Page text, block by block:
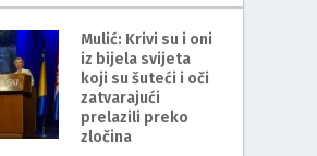
Mulić: Krivi su i oni
iz bijela svijeta
koji su šuteći i oči
zatvarajući
prelazili preko
zločina